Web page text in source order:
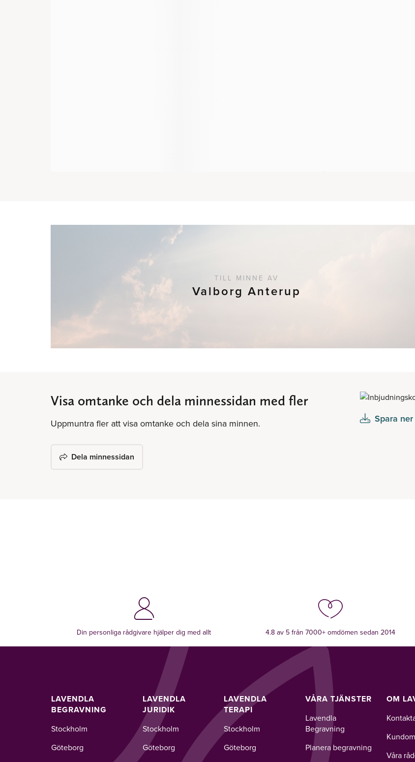
TILL MINNE AV
Valborg Anterup
Visa omtanke och dela minnessidan med fler
Uppmuntra fler att visa omtanke och dela sina minnen.
Dela minnessidan
Spara
Din personliga rådgivare hjälper dig med allt 4.8 av 5 från 7000+ omdömen sedan 2014
LAVENDLA
BEGRAVNING
Stockholm
Göteborg
LAVENDLA
JURIDIK
Stockholm
Göteborg
LAVENDLA
TERAPI
Stockholm
Göteborg
VÅRA TJÄNSTER
Lavendla
Begravning
Planera begravning
OM
Våra